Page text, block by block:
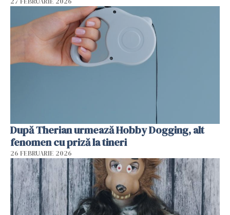
După Therian urmează Hobby Dogging, alt
fenomen cu priză la tineri
26 FEBRUARIE 2026